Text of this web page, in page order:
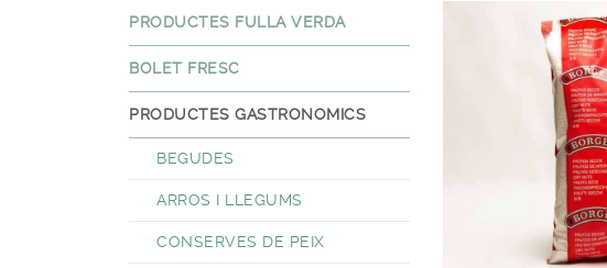
PRODUCTES FULLA VERDA
BOLET FRESC
PRODUCTES GASTRONOMICS
BEGUDES
ARROS I LLEGUMS
CONSERVES DE PEIX